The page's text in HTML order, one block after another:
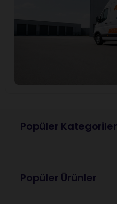
Popüler Kategoriler
Popüler Ürünler